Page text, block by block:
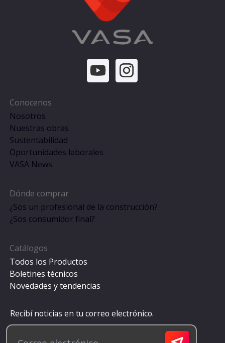
Conocenos
Nosotros
Nuestras obras
Sustentabilidad
Oportunidades laborales
VASA News
Dónde comprar
¿Sos un profesional de la construcción?
¿Sos consumidor final?
Catálogos
Todos los Productos
Boletines técnicos
Novedades y tendencias
Recibí noticias en tu correo electrónico.